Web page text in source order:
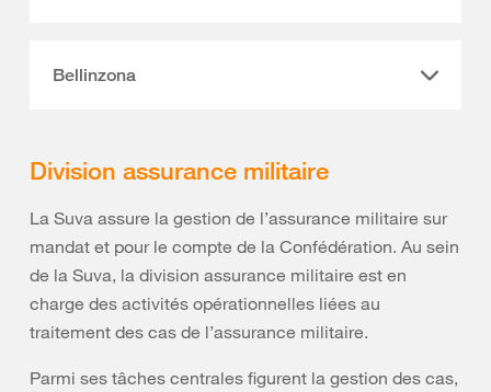
Bellinzona
Division assurance militaire
La Suva assure la gestion de l’assurance militaire sur
mandat et pour le compte de la Confédération. Au sein
de la Suva, la division assurance militaire est en
charge des activités opérationnelles liées au
traitement des cas de l’assurance militaire.
Parmi ses tâches centrales figurent la gestion des cas,